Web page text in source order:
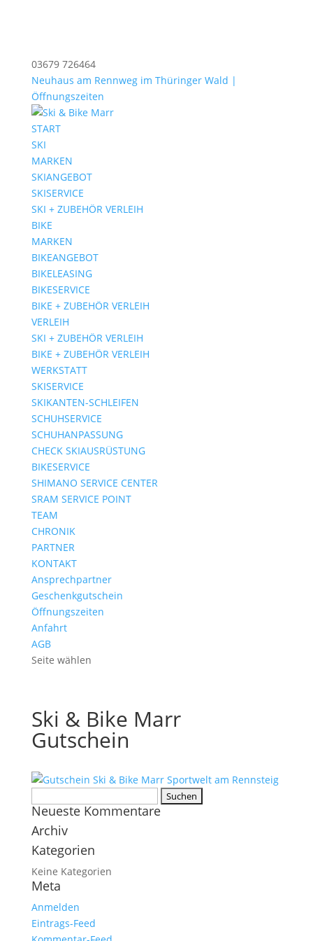
03679 726464
Neuhaus am Rennweg im Thüringer Wald |
Öffnungszeiten
START
SKI
MARKEN
SKIANGEBOT
SKISERVICE
SKI + ZUBEHÖR VERLEIH
BIKE
MARKEN
BIKEANGEBOT
BIKELEASING
BIKESERVICE
BIKE + ZUBEHÖR VERLEIH
VERLEIH
SKI + ZUBEHÖR VERLEIH
BIKE + ZUBEHÖR VERLEIH
WERKSTATT
SKISERVICE
SKIKANTEN-SCHLEIFEN
SCHUHSERVICE
SCHUHANPASSUNG
CHECK SKIAUSRÜSTUNG
BIKESERVICE
SHIMANO SERVICE CENTER
SRAM SERVICE POINT
TEAM
CHRONIK
PARTNER
KONTAKT
Ansprechpartner
Geschenkgutschein
Öffnungszeiten
Anfahrt
AGB
Seite wählen
Ski & Bike Marr
Gutschein
nach:
Neueste Kommentare
Archiv
Kategorien
Keine Kategorien
Meta
Anmelden
Eintrags-Feed